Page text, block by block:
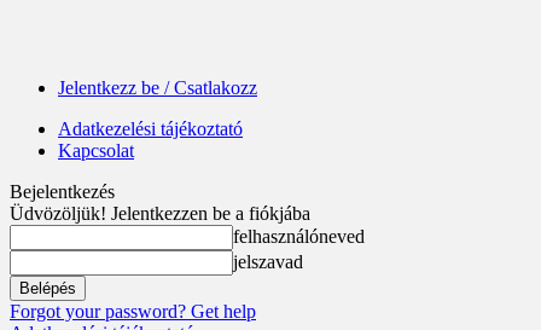
Jelentkezz be / Csatlakozz
Adatkezelési tájékoztató
Kapcsolat
Bejelentkezés
Üdvözöljük! Jelentkezzen be a fiókjába
felhasználóneved
jelszavad
Forgot your password? Get help